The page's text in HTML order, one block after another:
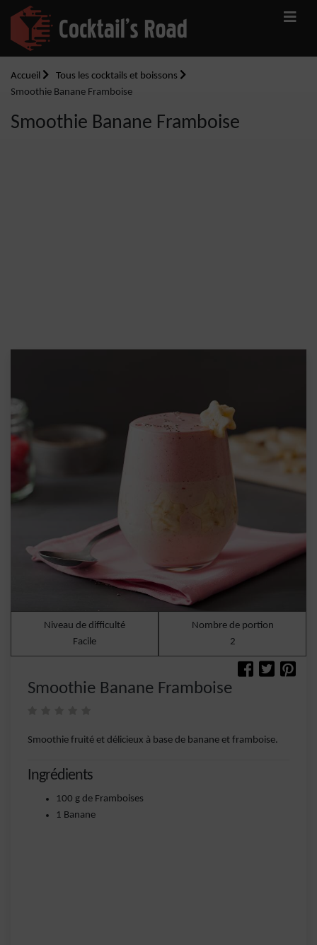
Accueil
Tous les cocktails et boissons
Smoothie Banane Framboise
Smoothie Banane Framboise
Niveau de difficulté
Facile
Nombre de portion
2
Smoothie Banane Framboise
Smoothie fruité et délicieux à base de banane et framboise.
Ingrédients
100 g de Framboises
1 Banane